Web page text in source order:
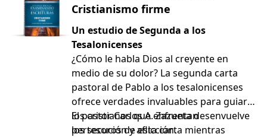
Cristianismo firme
Un estudio de Segunda a los
Tesalonicenses
¿Cómo le habla Dios al creyente en
medio de su dolor? La segunda carta
pastoral de Pablo a los tesalonicenses
ofrece verdades invaluables para guiar a
los cristianos que enfrentan
persecución y aflicción.
El pastor Carlos A. Zazueta desenvuelve
los tesoros de esta carta mientras